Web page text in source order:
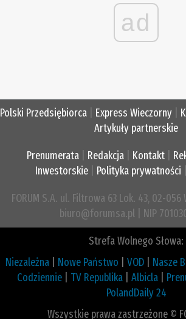
ad
Polski Przedsiębiorca Express Wieczorny
Artykuły partnerskie
Prenumerata Redakcja Kontakt
Inwestorskie| Polityka prywatności
FORUM S.A. ul. Filtrowa 63 Lok. 43, 02-
biuro@forumsa.pl | NIP
Strefa Wolnego Słowa:
Niezależna
Nowe Państwo VOD Nasze
Codziennie
TV Republika Albicla
PolandDaily 24
Wszystkie prawa zastrzeżone ©